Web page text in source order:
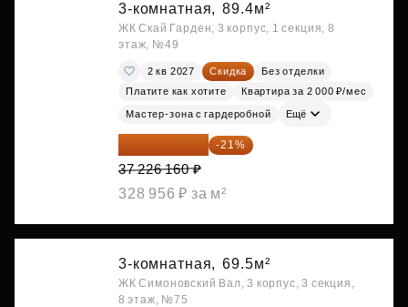
3-комнатная, 89.4м²
ЖК Скай Гарден, 3 корпус, 1 секция, 8
этаж, №49
2 кв 2027 Скидка
Без отделки
Платите как хотите
Квартира за 2 000 ₽/мес
Мастер-зона с гардеробной Ещё
29 408 666 ₽ -21%
37 226 160 ₽
328 956 ₽ за м²
3-комнатная, 69.5м²
ЖК Симоновский Вал, 3 корпус, 3 секция,
8 этаж, №75